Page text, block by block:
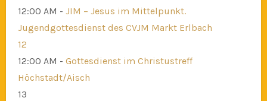
12:00 AM - JIM – Jesus im Mittelpunkt.
Jugendgottesdienst des CVJM Markt Erlbach
12
12:00 AM - Gottesdienst im Christustreff
Höchstadt/Aisch
13